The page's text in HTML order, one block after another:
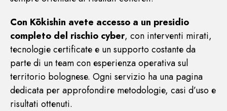
Con Kōkishin avete accesso a un presidio
completo del rischio cyber, con interventi mirati,
tecnologie certificate e un supporto costante da
parte di un team con esperienza operativa sul
territorio bolognese. Ogni servizio ha una pagina
dedicata per approfondire metodologie, casi d’uso e
risultati ottenuti.